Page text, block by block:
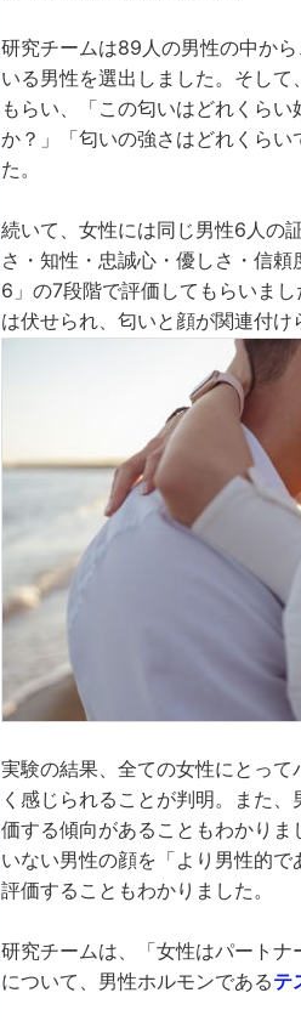
研究チームは89人の男性の中か
いる男性を選出しました。そし
もらい、「この匂いはどれくら
か？」「匂いの強さはどれくら
た。
続いて、女性には同じ男性6人の
さ・知性・忠誠心・優しさ・信
6」の7段階で評価してもらいま
は伏せられ、匂いと顔が関連付け
実験の結果、全ての女性にとっ
く感じられることが判明。また
価する傾向があることもわかり
いない男性の顔を「より男性的
評価することもわかりました。
研究チームは、「女性はパート
について、男性ホルモンであるテ